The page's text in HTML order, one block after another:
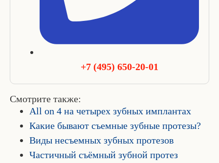
+7 (495) 650-20-01
Смотрите также:
All on 4 на четырех зубных имплантах
Какие бывают съемные зубные протезы?
Виды несъемных зубных протезов
Частичный съёмный зубной протез